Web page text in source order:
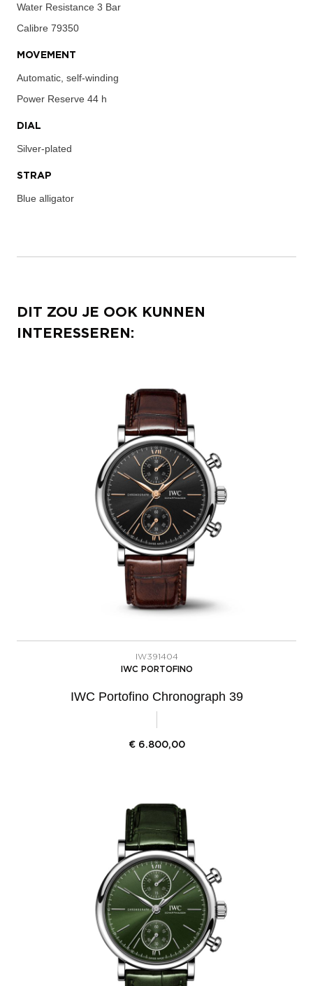
Water Resistance 3 Bar
Calibre 79350
MOVEMENT
Automatic, self-winding
Power Reserve 44 h
DIAL
Silver-plated
STRAP
Blue alligator
DIT ZOU JE OOK KUNNEN
INTERESSEREN:
IW391404
IWC PORTOFINO
IWC Portofino Chronograph 39
€ 6.800,00